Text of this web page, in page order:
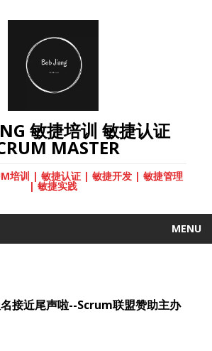
敏捷培训 敏捷认证
MASTER
培训 | 敏捷认证 | 敏捷开发 | 敏捷管理
| 敏捷实践
MENU
接近尾声啦--Scrum联盟赞助主办